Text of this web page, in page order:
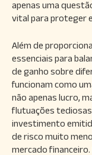
apenas uma
vital para proteger
Além de
essenciais para
de ganho sobre
funcionam como
não apenas lucro,
flutuações
investimento
de risco muito
mercado